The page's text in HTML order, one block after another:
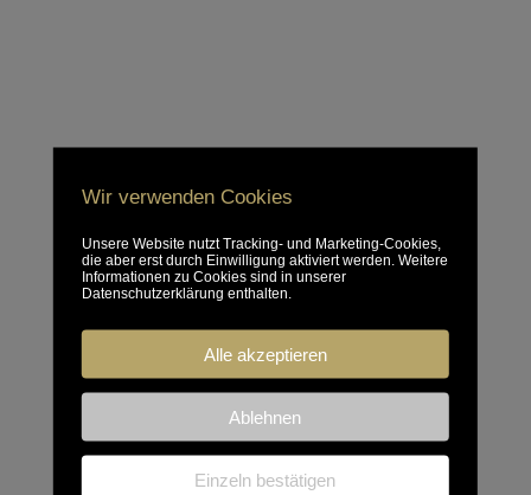
Wir verwenden Cookies
Unsere Website nutzt Tracking- und Marketing-Cookies,
die aber erst durch Einwilligung aktiviert werden. Weitere
Informationen zu Cookies sind in unserer
Datenschutzerklärung enthalten.
Alle akzeptieren
Ablehnen
Einzeln bestätigen